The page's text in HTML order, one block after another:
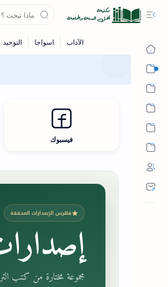
فيسبوك
فهرس الإصدارات المحققة
مجموعة مختارة من كتب